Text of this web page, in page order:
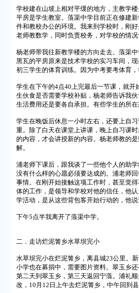
学校建在山坡上相对平缓的地方，主教学
平房是学生教室。蒗渠中学目前正在修建
件和教校办公的环境。我来到学校时，刚
老师教数学，同时负责校务，对学校的情
杨老师带我往新教学楼的方向走去。蒗渠
黑瓦的平房原来是技术学校的实习车间，
初三学生的体育训练。因为中考要考体育
学生在下午的4点40上完最后一节课，就开
生伙食是否需要学校补贴，杨老师告诉我
生活费用还是要各自承担。有些学生的所
学生在晚饭后休息一小时左右，还要上自
重。除了白天在课堂上讲课，晚上自习课
的内容，才会讲授新的内容。杨老师教的
解。
浦老师下课后，跟我谈了一些他个人的助
没有什么样的心愿必须要达成的。浦老师
事情。在刚开始接触这项工作时，甚至觉
体的工作，是领导和学校对他的信任，他
学活动，是从这些背包客开始行动的，他
下午5点半我离开了蒗渠中学。
二．走访烂泥箐乡水草坝完小
水草坝完小在烂泥箐乡，离县城23公里。
小学也在募捐中，需要图片资料。翠玉乡
第二天到翠玉乡，第三天返回宁蒗。浦礼
改， 10 月 12 日上午去烂泥箐乡，中午回到